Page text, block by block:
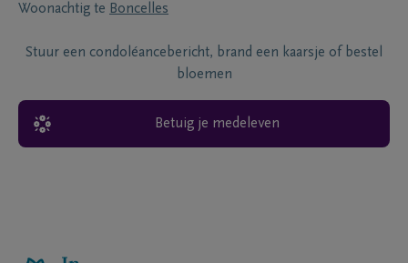
Woonachtig te Boncelles
Stuur een condoléancebericht, brand een kaarsje of bestel
bloemen
Betuig je medeleven